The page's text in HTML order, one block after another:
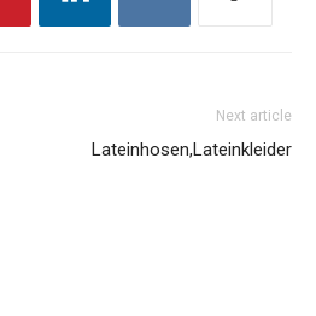
Next article
Lateinhosen,Lateinkleider